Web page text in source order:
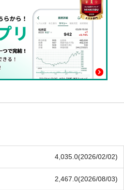
4,035.0(2026/02/02)
2,467.0(2026/08/03)